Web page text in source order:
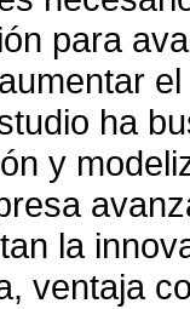
para
ha
y
la
ventaja